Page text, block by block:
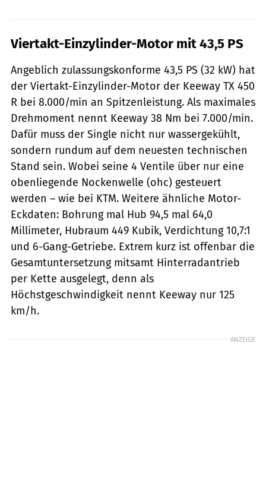
Viertakt-Einzylinder-Motor mit 43,5 PS
Angeblich zulassungskonforme 43,5 PS (32 kW) hat
der Viertakt-Einzylinder-Motor der Keeway TX 450
R bei 8.000/min an Spitzenleistung. Als maximales
Drehmoment nennt Keeway 38 Nm bei 7.000/min.
Dafür muss der Single nicht nur wassergekühlt,
sondern rundum auf dem neuesten technischen
Stand sein. Wobei seine 4 Ventile über nur eine
obenliegende Nockenwelle (ohc) gesteuert
werden – wie bei KTM. Weitere ähnliche Motor-
Eckdaten: Bohrung mal Hub 94,5 mal 64,0
Millimeter, Hubraum 449 Kubik, Verdichtung 10,7:1
und 6-Gang-Getriebe. Extrem kurz ist offenbar die
Gesamtuntersetzung mitsamt Hinterradantrieb
per Kette ausgelegt, denn als
Höchstgeschwindigkeit nennt Keeway nur 125
km/h.
ANZEIGE